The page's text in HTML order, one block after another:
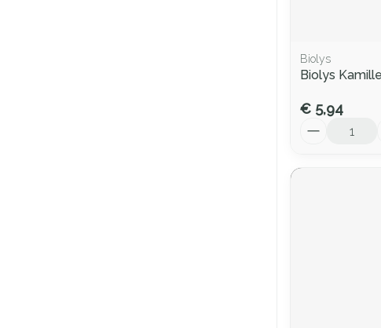
Biolys
Biolys
€ 5,94